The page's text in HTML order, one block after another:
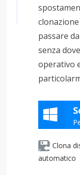
passare
senza
operativo
Clona
automatico